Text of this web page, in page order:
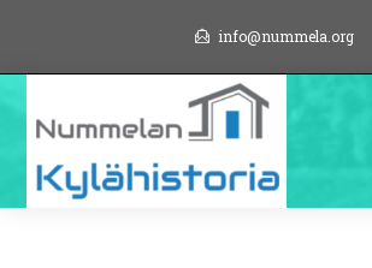
sisältöön
info@nummela.org